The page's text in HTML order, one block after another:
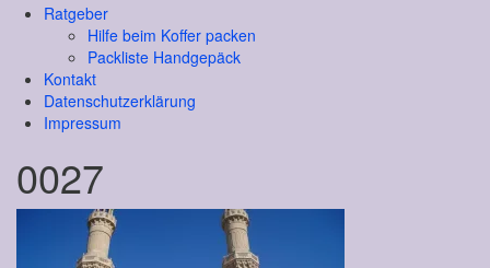
Ratgeber
Hilfe beim Koffer packen
Packliste Handgepäck
Kontakt
Datenschutzerklärung
Impressum
0027